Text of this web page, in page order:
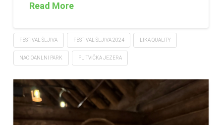
Read More
FESTIVAL ŠLJIVA FESTIVAL ŠLJIVA 2024 LIKA QUALITY
NACIOANLNI PARK PLITVIČKA JEZERA